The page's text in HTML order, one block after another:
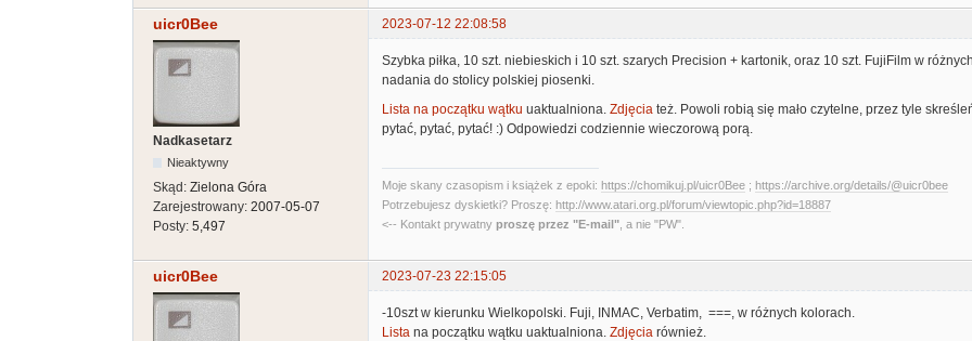
uicr0Bee 2023-07-12 22:08:58
Nadkasetarz
Nieaktywny
Skąd: Zielona Góra
Zarejestrowany: 2007-05-07
Posty: 5,497
Szybka piłka, 10 szt. niebieskich i 10 szt. szarych Precision + kartonik, oraz 10 szt. FujiFilm w
nadania do stolicy polskiej piosenki.
Lista na początku wątku uaktualniona. Zdjęcia też. Powoli robią się mało czytelne, przez tyle
pytać, pytać, pytać! :) Odpowiedzi codziennie wieczorową porą.
Moje skany czasopism i książek z epoki: https://chomikuj.pl/uicr0Bee ; https://archive.org/details/@uicr0bee
Potrzebujesz dyskietki? Proszę: http://www.atari.org.pl/forum/viewtopic.php?id=18887
<-- Kontakt prywatny proszę przez "E-mail" , a nie "PW".
uicr0Bee 2023-07-23 22:15:05
-10szt w kierunku Wielkopolski. Fuji, INMAC, Verbatim, ===, w różnych kolorach.
Lista na początku wątku uaktualniona. Zdjęcia również.